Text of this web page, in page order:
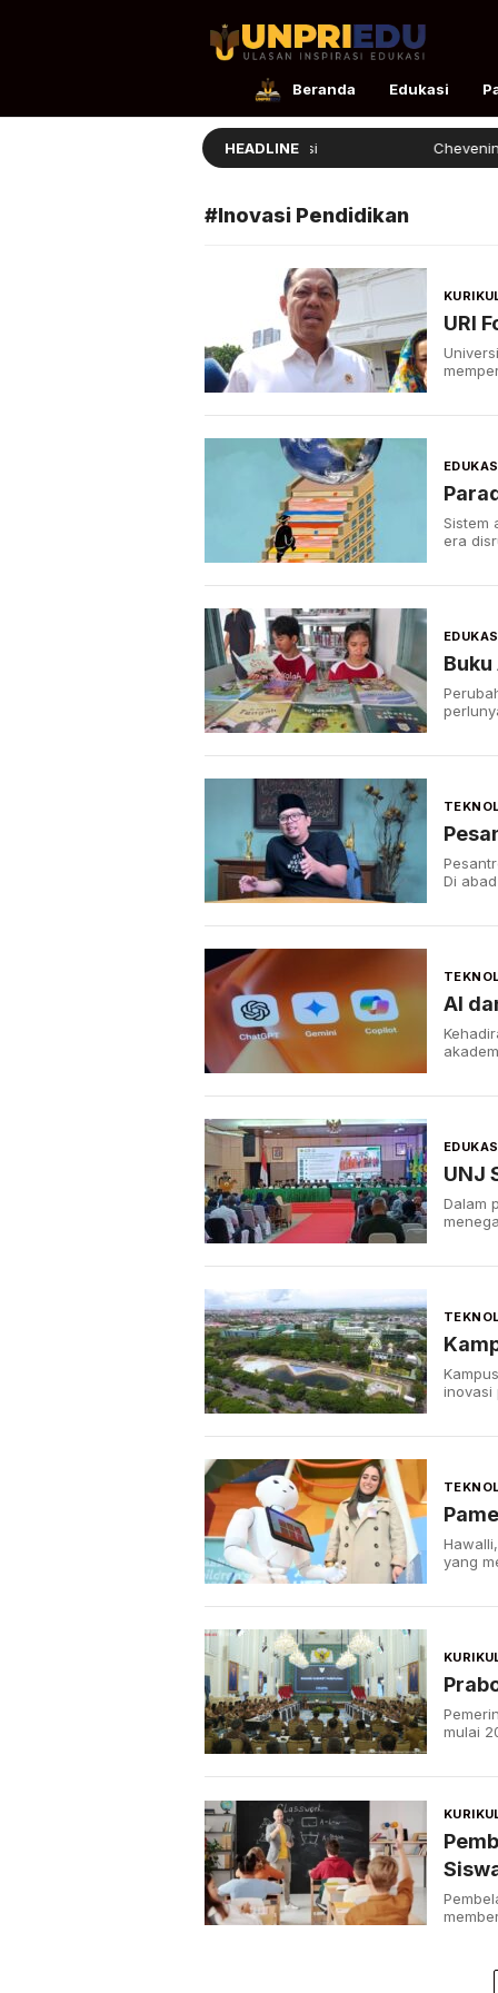
UnpriEdu
Ulasan Inspirasi Edukasi
Beranda Edukasi
HEADLINE
Ellita Lulus dengan Prestasi Chevening
#Inovasi Pendidikan
URI
Sistem
era
Di
AI
UNJ
Dalam
inovasi
yang
mulai